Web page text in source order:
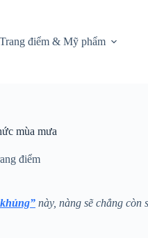
Trang điểm & Mỹ phẩm
mùa mưa
điểm
này, nàng sẽ chẳng